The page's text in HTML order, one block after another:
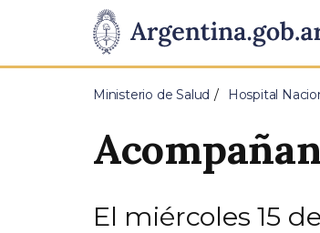
Presidencia
de
Pasar al contenido principal
Ministerio de Salud Hospital
El miércoles 15